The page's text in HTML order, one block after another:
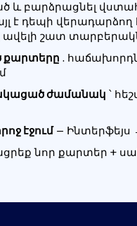
և բարձրացնել
է դեպի
ավելի շատ
.
ժամանակ ՝
էջում —
նոր քարտեր +